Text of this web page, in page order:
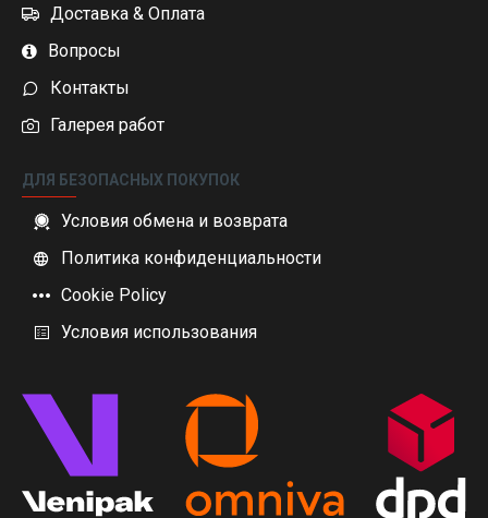
Доставка & Оплата
Вопросы
Контакты
Галерея работ
ДЛЯ БЕЗОПАСНЫХ ПОКУПОК
Условия обмена и возврата
Политика конфиденциальности
Cookie Policy
Условия использования